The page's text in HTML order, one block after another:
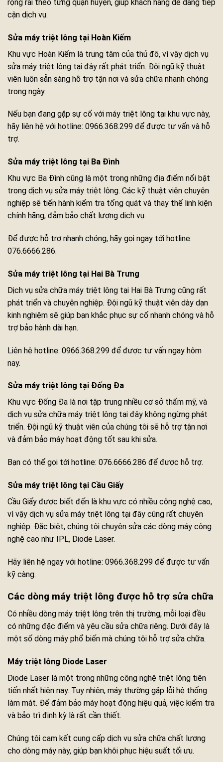
rộng rãi theo từng quận huyện, giúp khách hàng dễ dàng tiếp
cận dịch vụ.
Sửa máy triệt lông tại Hoàn Kiếm
Khu vực Hoàn Kiếm là trung tâm của thủ đô, vì vậy dịch vụ
sửa máy triệt lông tại đây rất phát triển. Đội ngũ kỹ thuật
viên luôn sẵn sàng hỗ trợ tận nơi và sửa chữa nhanh chóng
trong ngày.
Nếu bạn đang gặp sự cố với máy triệt lông tại khu vực này,
hãy liên hệ với hotline: 0966.368.299 để được tư vấn và hỗ
trợ.
Sửa máy triệt lông tại Ba Đình
Khu vực Ba Đình cũng là một trong những địa điểm nổi bật
trong dịch vụ sửa máy triệt lông. Các kỹ thuật viên chuyên
nghiệp sẽ tiến hành kiểm tra tổng quát và thay thế linh kiện
chính hãng, đảm bảo chất lượng dịch vụ.
Để được hỗ trợ nhanh chóng, hãy gọi ngay tới hotline:
076.6666.286.
Sửa máy triệt lông tại Hai Bà Trưng
Dịch vụ sửa chữa máy triệt lông tại Hai Bà Trưng cũng rất
phát triển và chuyên nghiệp. Đội ngũ kỹ thuật viên dày dạn
kinh nghiệm sẽ giúp bạn khắc phục sự cố nhanh chóng và hỗ
trợ bảo hành dài hạn.
Liên hệ hotline: 0966.368.299 để được tư vấn ngay hôm
nay.
Sửa máy triệt lông tại Đống Đa
Khu vực Đống Đa là nơi tập trung nhiều cơ sở thẩm mỹ, và
dịch vụ sửa chữa máy triệt lông tại đây không ngừng phát
triển. Đội ngũ kỹ thuật viên của chúng tôi sẽ hỗ trợ tận nơi
và đảm bảo máy hoạt động tốt sau khi sửa.
Bạn có thể gọi tới hotline: 076.6666.286 để được hỗ trợ.
Sửa máy triệt lông tại Cầu Giấy
Cầu Giấy được biết đến là khu vực có nhiều công nghệ cao,
vì vậy dịch vụ sửa máy triệt lông tại đây cũng rất chuyên
nghiệp. Đặc biệt, chúng tôi chuyên sửa các dòng máy công
nghệ cao như IPL, Diode Laser.
Hãy liên hệ ngay với hotline: 0966.368.299 để được tư vấn
kỹ càng.
Các dòng máy triệt lông được hỗ trợ sửa chữa
Có nhiều dòng máy triệt lông trên thị trường, mỗi loại đều
có những đặc điểm và yêu cầu sửa chữa riêng. Dưới đây là
một số dòng máy phổ biến mà chúng tôi hỗ trợ sửa chữa.
Máy triệt lông Diode Laser
Diode Laser là một trong những công nghệ triệt lông tiên
tiến nhất hiện nay. Tuy nhiên, máy thường gặp lỗi hệ thống
làm mát. Để đảm bảo máy hoạt động hiệu quả, việc kiểm tra
và bảo trì định kỳ là rất cần thiết.
Chúng tôi cam kết cung cấp dịch vụ sửa chữa chất lượng
cho dòng máy này, giúp bạn khôi phục hiệu suất tối ưu.